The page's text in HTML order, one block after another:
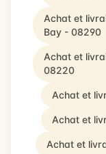
Achat et
Bay - 08290
Achat et
08220
Achat et
Achat et
Achat et